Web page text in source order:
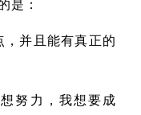
是：
，并且能有真正的
努力，我想要成